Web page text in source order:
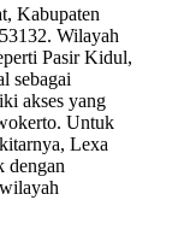
Kabupaten
Wilayah
Pasir Kidul,
sebagai
akses yang
Untuk
Lexa
dengan